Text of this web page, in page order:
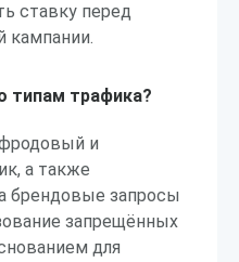
ставку перед
кампании.
типам трафика?
и
а также
брендовые запросы
запрещённых
для